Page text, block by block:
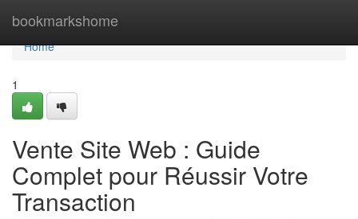
bookmarkshome
Home
Home
1
Vente Site Web : Guide
Complet pour Réussir Votre
Transaction